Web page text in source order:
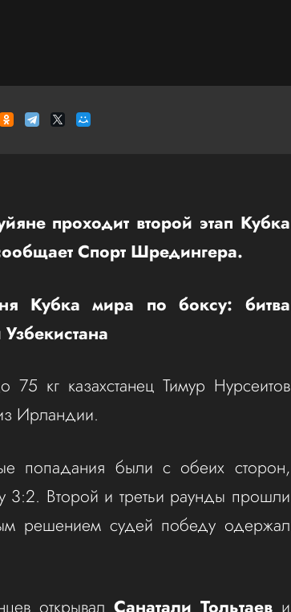
проходит второй этап Кубка
Спорт Шредингера.
Кубка мира по боксу: битва
кг казахстанец Тимур Нурсеитов
Ирландии.
попадания были с обеих сторон,
3:2. Второй и третьи раунды прошли
решением судей победу одержал
открывал Санатали Тольтаеви